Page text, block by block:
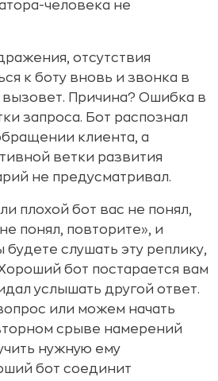
человека не
отсутствия
к боту вновь и звонка в
Причина? Ошибка в
запроса. Бот распознал
клиента, а
ветки развития
не предусматривал.
плохой бот вас не понял,
понял, повторите», и
будете слушать эту реплику,
бот постарается вам
услышать другой ответ.
или можем начать
срыве намерений
нужную ему
бот соединит